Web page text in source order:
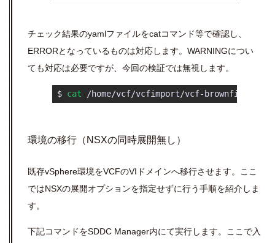
チェック結果のyamlファイルをcatコマンド等で確認し、
ERRORとなっているものは対応します。WARNINGについ
ても対応は必要ですが、今回の検証では無視します。
$ cat /home/vcf/vcfimport/vcf-brownfield-
環境の移行（NSXの同時展開無し）
既存vSphere環境をVCFのVIドメインへ移行させます。ここ
ではNSXの展開オプションを指定せずに行う手順を紹介しま
す。
下記コマンドをSDDC Manager内にて実行します。ここで入